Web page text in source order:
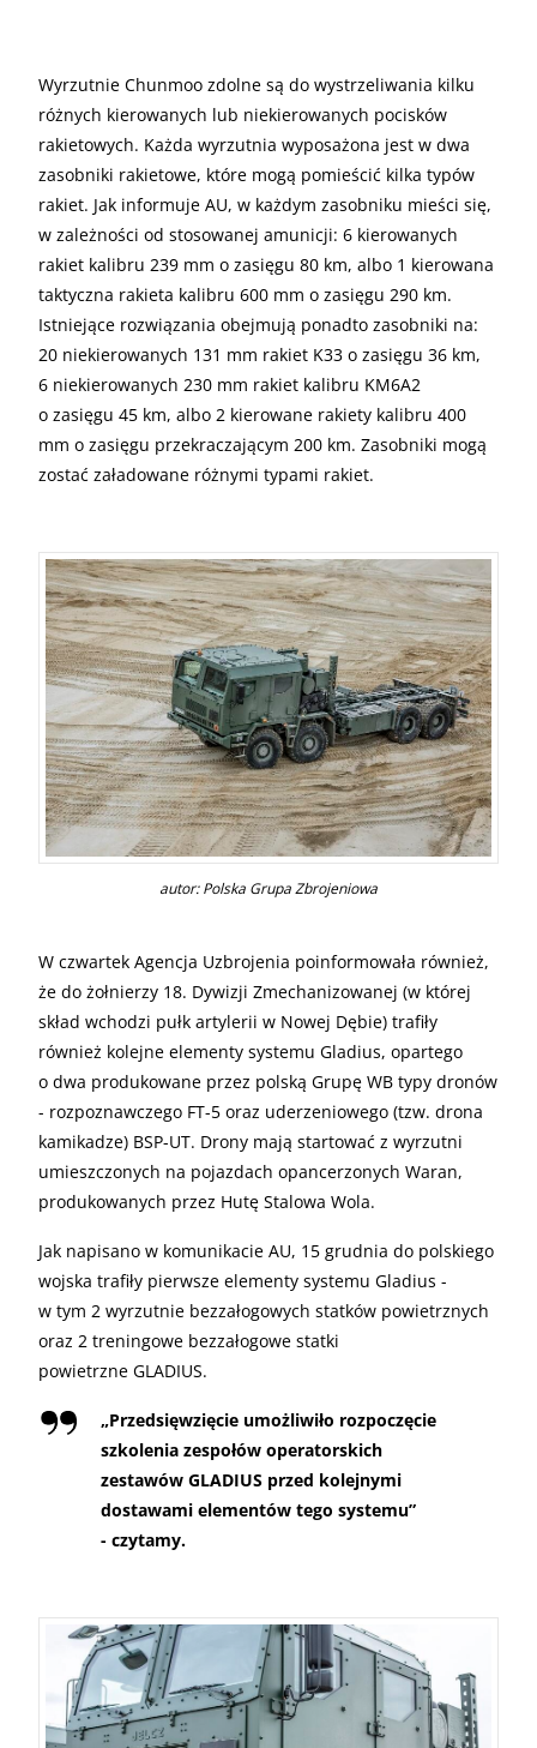
Wyrzutnie Chunmoo zdolne są do wystrzeliwania kilku
różnych kierowanych lub niekierowanych pocisków
rakietowych. Każda wyrzutnia wyposażona jest w dwa
zasobniki rakietowe, które mogą pomieścić kilka typów
rakiet. Jak informuje AU, w każdym zasobniku mieści się,
w zależności od stosowanej amunicji: 6 kierowanych
rakiet kalibru 239 mm o zasięgu 80 km, albo 1 kierowana
taktyczna rakieta kalibru 600 mm o zasięgu 290 km.
Istniejące rozwiązania obejmują ponadto zasobniki na:
20 niekierowanych 131 mm rakiet K33 o zasięgu 36 km,
6 niekierowanych 230 mm rakiet kalibru KM6A2
o zasięgu 45 km, albo 2 kierowane rakiety kalibru 400
mm o zasięgu przekraczającym 200 km. Zasobniki mogą
zostać załadowane różnymi typami rakiet.
autor: Polska Grupa Zbrojeniowa
W czwartek Agencja Uzbrojenia poinformowała również,
że do żołnierzy 18. Dywizji Zmechanizowanej (w której
skład wchodzi pułk artylerii w Nowej Dębie) trafiły
również kolejne elementy systemu Gladius, opartego
o dwa produkowane przez polską Grupę WB typy dronów
- rozpoznawczego FT-5 oraz uderzeniowego (tzw. drona
kamikadze) BSP-UT. Drony mają startować z wyrzutni
umieszczonych na pojazdach opancerzonych Waran,
produkowanych przez Hutę Stalowa Wola.
Jak napisano w komunikacie AU, 15 grudnia do polskiego
wojska trafiły pierwsze elementy systemu Gladius -
w tym 2 wyrzutnie bezzałogowych statków powietrznych
oraz 2 treningowe bezzałogowe statki
powietrzne GLADIUS.
„Przedsięwzięcie umożliwiło rozpoczęcie
szkolenia zespołów operatorskich
zestawów GLADIUS przed kolejnymi
dostawami elementów tego systemu”
- czytamy.